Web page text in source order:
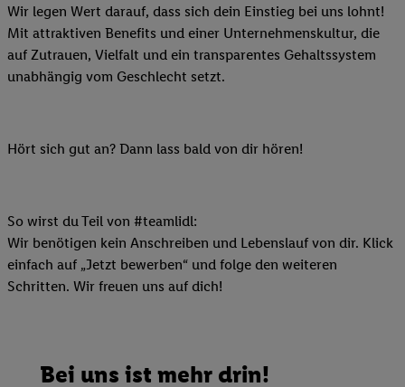
Wir legen Wert darauf, dass sich dein Einstieg bei uns lohnt!
Mit attraktiven Benefits und einer Unternehmenskultur, die
auf Zutrauen, Vielfalt und ein transparentes Gehaltssystem
unabhängig vom Geschlecht setzt.
Hört sich gut an? Dann lass bald von dir hören!
So wirst du Teil von #teamlidl:
Wir benötigen kein Anschreiben und Lebenslauf von dir. Klick
einfach auf „Jetzt bewerben“ und folge den weiteren
Schritten. Wir freuen uns auf dich!
Bei uns ist mehr drin!